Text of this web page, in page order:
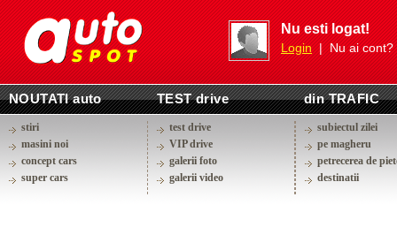
Nu esti logat!
Login| Nu ai cont?
NOUTATI auto TEST drive din TRAFIC
stiri
masini noi
concept cars
super cars
test drive
VIP drive
galerii foto
galerii video
subiectul zilei
pe magheru
petrecerea de
destinatii